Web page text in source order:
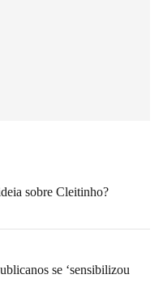
sobre Cleitinho?
se ‘sensibilizou